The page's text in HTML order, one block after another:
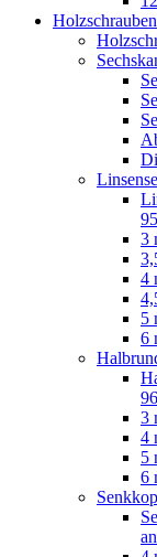
Holzschrauben
3
4
5
6
3
4
5
6